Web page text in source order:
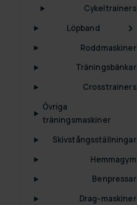
Cykeltrainers
Löpband
Roddmaskiner
Träningsbänkar
Crosstrainers
Övriga
träningsmaskiner
Skivstångsställningar
Hemmagym
Benpressar
Drag-maskiner